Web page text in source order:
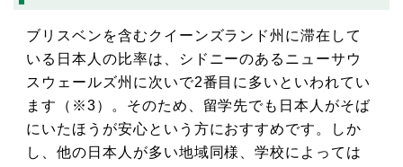
ブリスベンを含むクイーンズランド州に滞在して
いる日本人の比率は、シドニーのあるニューサウ
スウェールズ州に次いで2番目に多いといわれてい
ます（※3）。そのため、留学先でも日本人がそば
にいたほうが安心という方におすすめです。しか
し、他の日本人が多い地域同様、学校によっては